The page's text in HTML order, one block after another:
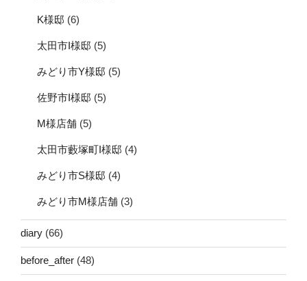
K様邸 (6)
太田市I様邸 (5)
みどり市Y様邸 (5)
佐野市I様邸 (5)
M様店舗 (5)
太田市藪塚町I様邸 (4)
みどり市S様邸 (4)
みどり市M様店舗 (3)
diary (66)
before_after (48)